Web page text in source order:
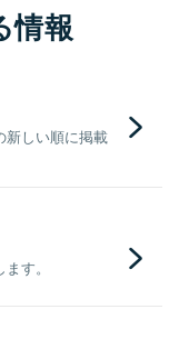
情報
新しい順に掲載
す。